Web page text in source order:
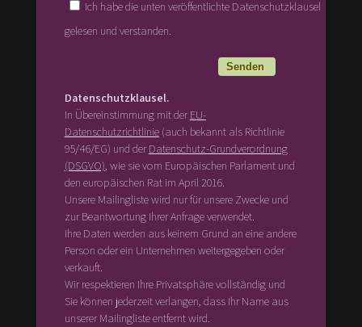
Ich habe die unten veröffentlichte Datenschutzklausel
gelesen und verstanden.
Datenschutzklausel.
In Übereinstimmung mit derEU-
Datenschutzrichtlinie(auch bekannt als Richtlinie
95/46/EG) und derDatenschutz-Grundverordnung
(DSGVO), wie sie vom Europäischen Parlament und
den europäischen Rat im April 2016.
Unsere Mailingliste wird nur für unsere Zwecke und
zur Beantwortung Ihrer Anfrage verwendet.
Ihre Daten werden aus keinem Grund an eine andere
Person oder ein Unternehmen weitergegeben oder
verkauft.
Wir respektieren Ihre Privatsphäre vollständig und
Sie können jederzeit verlangen, dass Ihr Name aus
unserer Mailingliste entfernt wird.